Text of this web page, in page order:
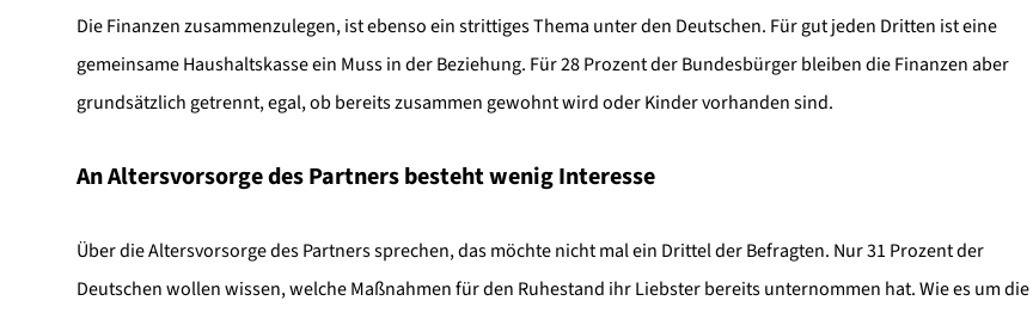
Die Finanzen zusammenzulegen, ist ebenso ein strittiges Thema unter den Deutschen. Für gut jeden Dritten ist eine
gemeinsame Haushaltskasse ein Muss in der Beziehung. Für 28 Prozent der Bundesbürger bleiben die Finanzen aber
grundsätzlich getrennt, egal, ob bereits zusammen gewohnt wird oder Kinder vorhanden sind.
An Altersvorsorge des Partners besteht wenig Interesse
Über die Altersvorsorge des Partners sprechen, das möchte nicht mal ein Drittel der Befragten. Nur 31 Prozent der
Deutschen wollen wissen, welche Maßnahmen für den Ruhestand ihr Liebster bereits unternommen hat. Wie es um die